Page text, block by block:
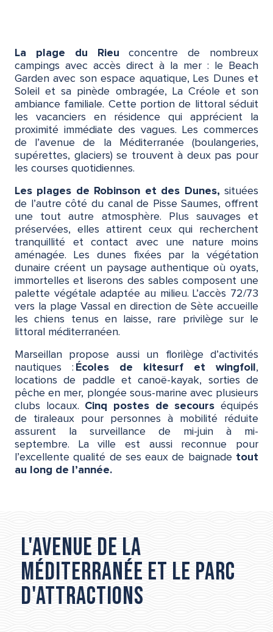
La plage du Rieu concentre de nombreux
campings avec accès direct à la mer : le Beach
Garden avec son espace aquatique, Les Dunes et
Soleil et sa pinède ombragée, La Créole et son
ambiance familiale. Cette portion de littoral séduit
les vacanciers en résidence qui apprécient la
proximité immédiate des vagues. Les commerces
de l’avenue de la Méditerranée (boulangeries,
supérettes, glaciers) se trouvent à deux pas pour
les courses quotidiennes.
Les plages de Robinson et des Dunes, situées
de l’autre côté du canal de Pisse Saumes, offrent
une tout autre atmosphère. Plus sauvages et
préservées, elles attirent ceux qui recherchent
tranquillité et contact avec une nature moins
aménagée. Les dunes fixées par la végétation
dunaire créent un paysage authentique où oyats,
immortelles et liserons des sables composent une
palette végétale adaptée au milieu. L’accès 72/73
vers la plage Vassal en direction de Sète accueille
les chiens tenus en laisse, rare privilège sur le
littoral méditerranéen.
Marseillan propose aussi un florilège d’activités
nautiques : Écoles de kitesurf et wingfoil ,
locations de paddle et canoë-kayak, sorties de
pêche en mer, plongée sous-marine avec plusieurs
clubs locaux. Cinq postes de secours équipés
de tiraleaux pour personnes à mobilité réduite
assurent la surveillance de mi-juin à mi-
septembre. La ville est aussi reconnue pour
l’excellente qualité de ses eaux de baignade tout
au long de l’année.
L'avenue de la
Méditerranée et le parc
d'attractions